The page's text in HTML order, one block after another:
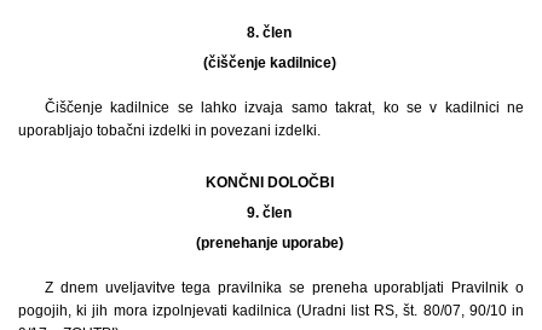
8. člen
(čiščenje kadilnice)
Čiščenje kadilnice se lahko izvaja samo takrat, ko se v kadilnici ne
uporabljajo tobačni izdelki in povezani izdelki.
KONČNI DOLOČBI
9. člen
(prenehanje uporabe)
Z dnem uveljavitve tega pravilnika se preneha uporabljati Pravilnik o
pogojih, ki jih mora izpolnjevati kadilnica (Uradni list RS, št. 80/07, 90/10 in